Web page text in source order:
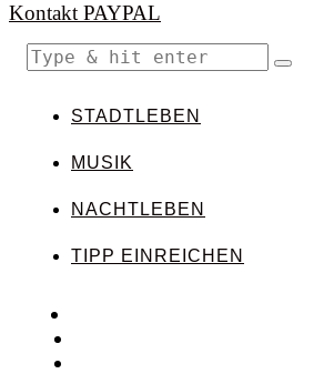
Kontakt PAYPAL
STADTLEBEN
MUSIK
NACHTLEBEN
TIPP EINREICHEN